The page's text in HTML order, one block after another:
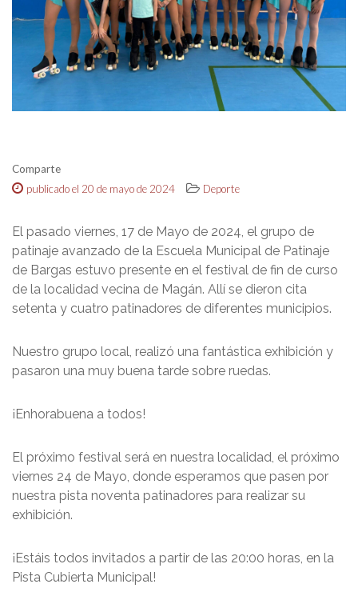
Comparte
publicado el 20 de mayo de 2024
Deporte
El pasado viernes, 17 de Mayo de 2024, el grupo de
patinaje avanzado de la Escuela Municipal de Patinaje
de Bargas estuvo presente en el festival de fin de curso
de la localidad vecina de Magán. Allí se dieron cita
setenta y cuatro patinadores de diferentes municipios.
Nuestro grupo local, realizó una fantástica exhibición y
pasaron una muy buena tarde sobre ruedas.
¡Enhorabuena a todos!
El próximo festival será en nuestra localidad, el próximo
viernes 24 de Mayo, donde esperamos que pasen por
nuestra pista noventa patinadores para realizar su
exhibición.
¡Estáis todos invitados a partir de las 20:00 horas, en la
Pista Cubierta Municipal!